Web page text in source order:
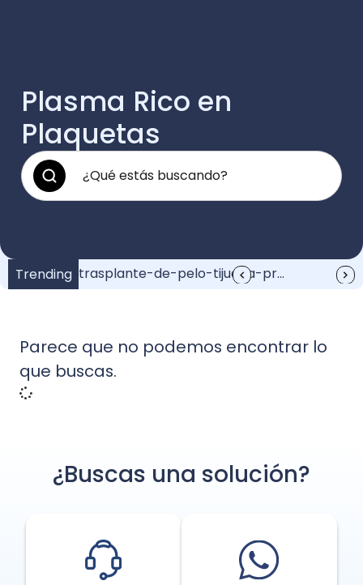
Plasma Rico en
Plaquetas
Trending trasplante-de-pelo-tijuana-precio
Injerto de Pelo Anuel: Resultados y Recuperación
¿Cuánto vale un injerto de pelo?: Guía completa
Anuel y su injerto de pelo: Increíble transformación
Parece que no podemos encontrar lo
que buscas.
¿Buscas una solución?